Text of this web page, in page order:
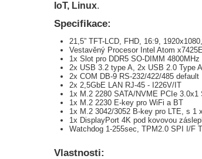
IoT, Linux.
Specifikace:
21,5” TFT-LCD, FHD, 16:9,
Vestavěný Procesor Intel Atom
1x Slot pro DDR5 SO-DIMM
2x USB 3.2 type A, 2x USB 2.0 Type A
2x COM DB-9 RS-232/422/485
2x 2,5GbE LAN RJ-45 - I226V/IT
1x M.2 2280 SATA/NVME PCIe 3.0x1
1x M.2 2230 E-key pro WiFi a BT
1x M.2 3042/3052 B-key pro LTE, s 1
1x DisplayPort 4K pod kovovou
Watchdog 1-255sec, TPM2.0 SPI I/F
Vlastnosti: